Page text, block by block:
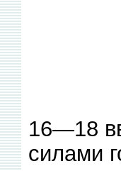
16—18
силами